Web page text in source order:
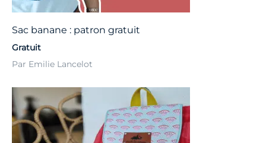
Sac banane : patron gratuit
Gratuit
Par Emilie Lancelot